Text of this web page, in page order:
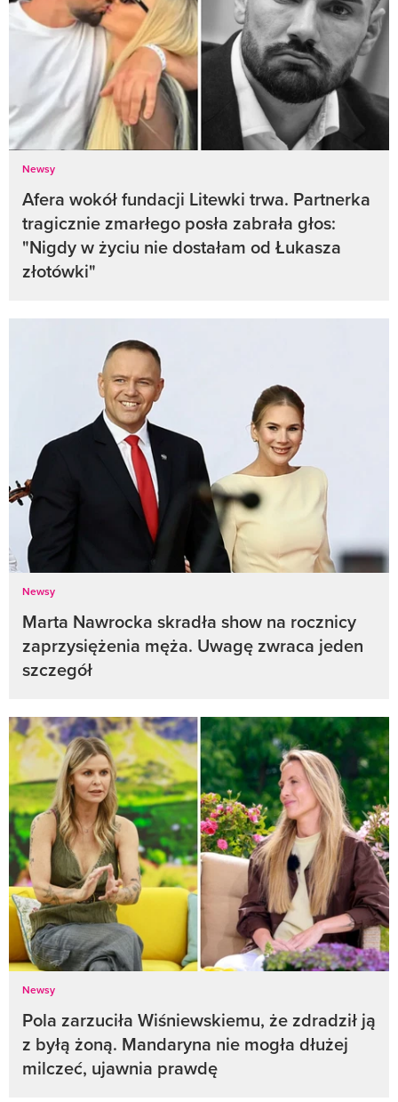
Newsy
Afera wokół fundacji Litewki trwa. Partnerka
tragicznie zmarłego posła zabrała głos:
"Nigdy w życiu nie dostałam od Łukasza
złotówki"
Newsy
Marta Nawrocka skradła show na rocznicy
zaprzysiężenia męża. Uwagę zwraca jeden
szczegół
Newsy
Pola zarzuciła Wiśniewskiemu, że zdradził ją
z byłą żoną. Mandaryna nie mogła dłużej
milczeć, ujawnia prawdę